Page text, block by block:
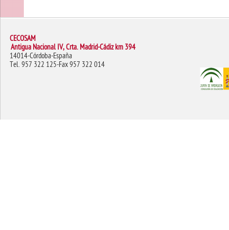
CECOSAM
Antigua Nacional IV, Crta. Madrid-Cádiz km 394
14014-Córdoba-España
Tel. 957 322 125-Fax 957 322 014